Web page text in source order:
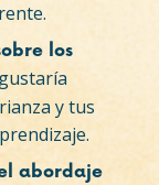
los
y tus
abordaje